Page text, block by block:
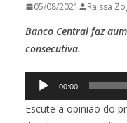
05/08/2021 Raissa
Banco Central faz
consecutiva.
Tocador
de
00:00
Escute a opinião do